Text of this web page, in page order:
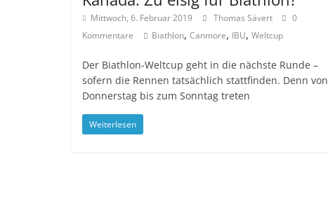
Mittwoch, 6. Februar 2019 Thomas Sävert
0
Kommentare
Biathlon, Canmore, IBU, Weltcup
Der Biathlon-Weltcup geht in die nächste Runde –
sofern die Rennen tatsächlich stattfinden. Denn von
Donnerstag bis zum Sonntag treten
Weiterlesen